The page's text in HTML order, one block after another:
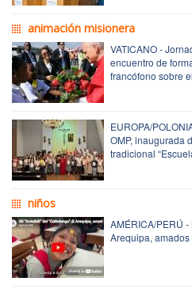
animación misionera
VATICANO -
encuentro de
francófono sobre
EUROPA/
OMP, inaugurada
tradicional
niños
AMÉRICA/PERÚ -
Arequipa,